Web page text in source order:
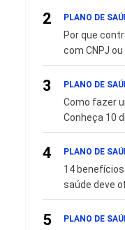
2 PLANO DE
Por que
com CNPJ ou
3 PLANO DE
Como fazer
Conheça 10
4 PLANO DE
14
saúde deve
5 PLANO DE